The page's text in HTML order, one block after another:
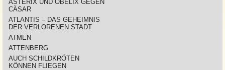
ASTERIX UND OBELIX GEGEN
CÄSAR
ATLANTIS – DAS GEHEIMNIS
DER VERLORENEN STADT
ATMEN
ATTENBERG
AUCH SCHILDKRÖTEN
KÖNNEN FLIEGEN